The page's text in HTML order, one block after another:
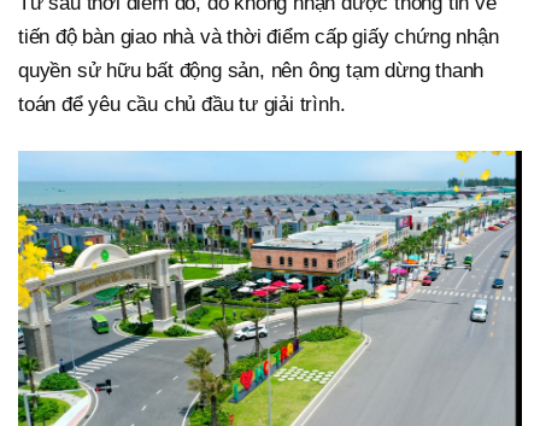
tiến độ bàn giao nhà và thời điểm cấp giấy chứng nhận
quyền sử hữu bất động sản, nên ông tạm dừng thanh
toán để yêu cầu chủ đầu tư giải trình.